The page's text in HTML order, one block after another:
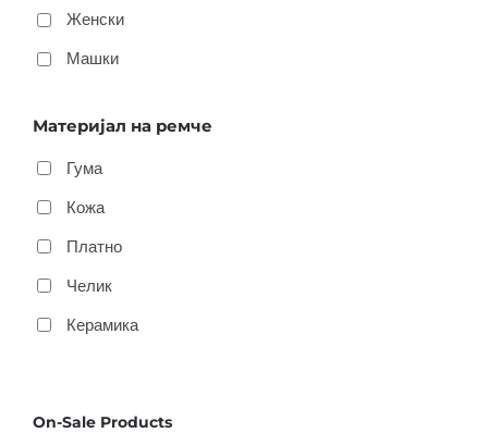
Женски
Машки
Материјал на ремче
Гума
Кожа
Платно
Челик
Керамика
On-Sale Products